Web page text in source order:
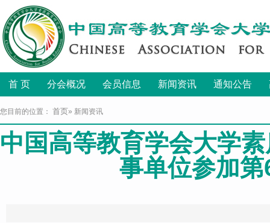
首 页 分会概况 会员信息 新闻资讯 通知公告
您目前的位置： 首页» 新闻资讯
中国高等教育学会大学
事单位参加